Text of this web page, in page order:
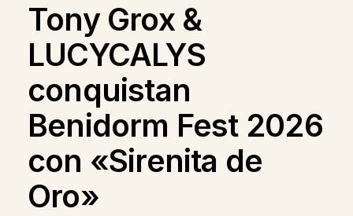
Tony Grox &
LUCYCALYS
conquistan
Benidorm Fest 2026
con «Sirenita de
Oro»